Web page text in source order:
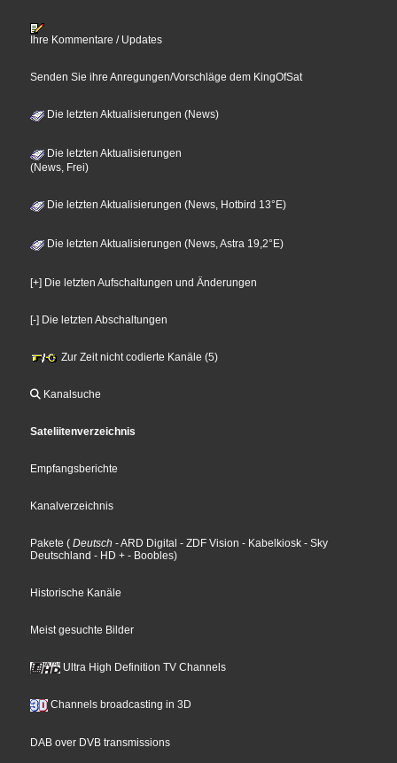
Ihre Kommentare / Updates
Senden Sie ihre Anregungen/Vorschläge dem KingOfSat
Die letzten Aktualisierungen (News)
Die letzten Aktualisierungen
(News, Frei)
Die letzten Aktualisierungen (News, Hotbird 13°E)
Die letzten Aktualisierungen (News, Astra 19,2°E)
[+] Die letzten Aufschaltungen und Änderungen
[-] Die letzten Abschaltungen
Zur Zeit nicht codierte Kanäle (5)
Kanalsuche
Sateliitenverzeichnis
Empfangsberichte
Kanalverzeichnis
Pakete ( Deutsch - ARD Digital - ZDF Vision - Kabelkiosk - Sky
Deutschland - HD + - Boobles)
Historische Kanäle
Meist gesuchte Bilder
Ultra High Definition TV Channels
Channels broadcasting in 3D
DAB over DVB transmissions